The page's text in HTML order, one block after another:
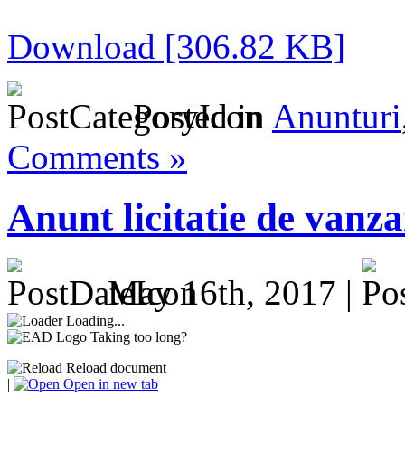
Download [306.82 KB]
Posted in Anunturi
Comments »
Anunt licitatie de
May 16th, 2017 |
Loading...
Taking too long?
Reload document
|
Open in new tab